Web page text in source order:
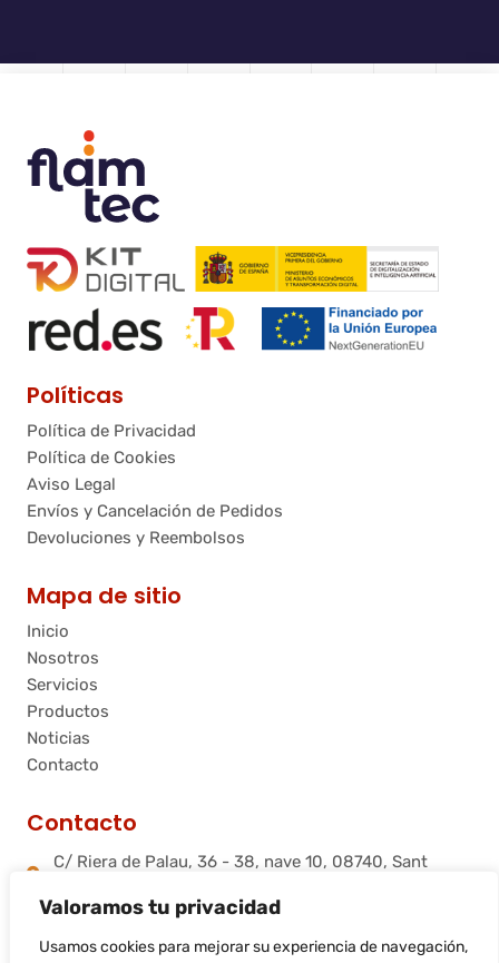
Valoramos tu privacidad
Usamos cookies para mejorar su experiencia de navegación,
Políticas
Política de Privacidad
Política de Cookies
Aviso Legal
Envíos y Cancelación de Pedidos
Devoluciones y Reembolsos
Mapa de sitio
Inicio
Nosotros
Servicios
Productos
Noticias
Contacto
Contacto
C/ Riera de Palau, 36 - 38, nave 10, 08740, Sant
info@flamtec.es
+34 937 06 00 52